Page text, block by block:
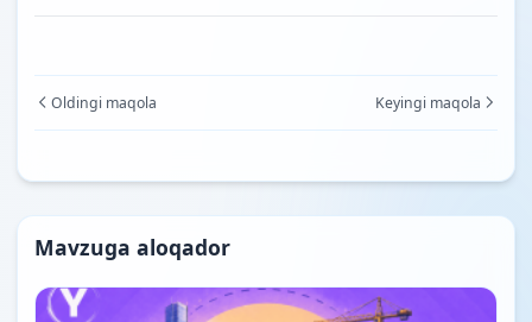
Oldingi maqola Keyingi maqola
Mavzuga aloqador